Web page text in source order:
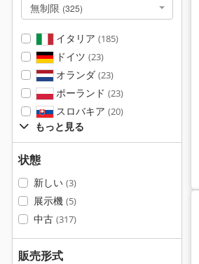
無制限 (325)
イタリア (185)
ドイツ (23)
オランダ (23)
ポーランド (23)
スロバキア (20)
もっと見る
状態
新しい (3)
展示機 (5)
中古 (317)
販売形式